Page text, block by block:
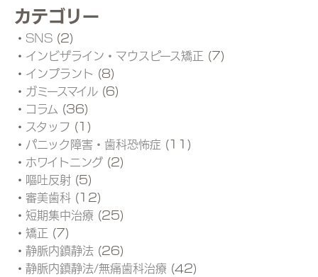
カテゴリー
SNS (2)
インビザライン・マウスピース矯正 (7)
インプラント (8)
ガミースマイル (6)
コラム (36)
スタッフ (1)
パニック障害・歯科恐怖症 (11)
ホワイトニング (2)
嘔吐反射 (5)
審美歯科 (12)
短期集中治療 (25)
矯正 (7)
静脈内鎮静法 (26)
静脈内鎮静法/無痛歯科治療 (42)